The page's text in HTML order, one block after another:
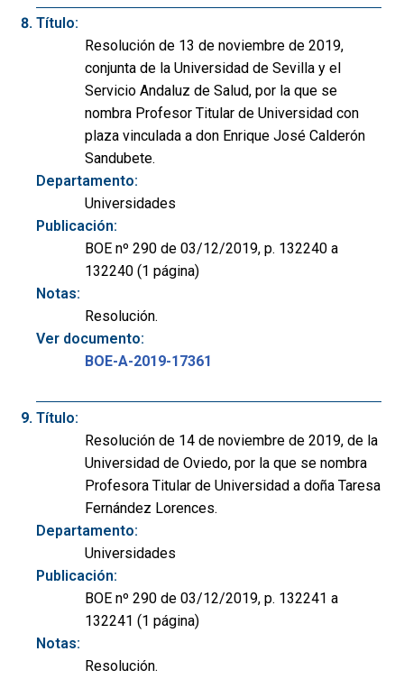
Título:
Resolución de 13 de noviembre de 2019,
conjunta de la Universidad de Sevilla y el
Servicio Andaluz de Salud, por la que se
nombra Profesor Titular de Universidad con
plaza vinculada a don Enrique José Calderón
Sandubete.
Departamento:
Universidades
Publicación:
BOE nº 290 de 03/12/2019, p. 132240 a
132240 (1 página)
Notas:
Resolución.
Ver documento:
BOE-A-2019-17361
Título:
Resolución de 14 de noviembre de 2019, de la
Universidad de Oviedo, por la que se nombra
Profesora Titular de Universidad a doña Taresa
Fernández Lorences.
Departamento:
Universidades
Publicación:
BOE nº 290 de 03/12/2019, p. 132241 a
132241 (1 página)
Notas:
Resolución.